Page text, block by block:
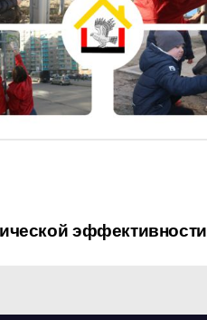
эффективности